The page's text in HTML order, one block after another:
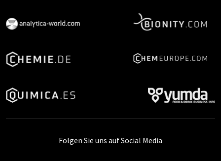
Folgen Sie uns auf Social Media